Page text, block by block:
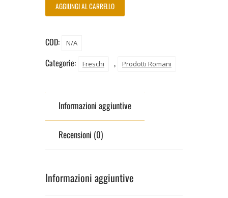
AGGIUNGI AL CARRELLO
COD: N/A
Categorie: Freschi , Prodotti Romani
Informazioni aggiuntive
Recensioni (0)
Informazioni aggiuntive